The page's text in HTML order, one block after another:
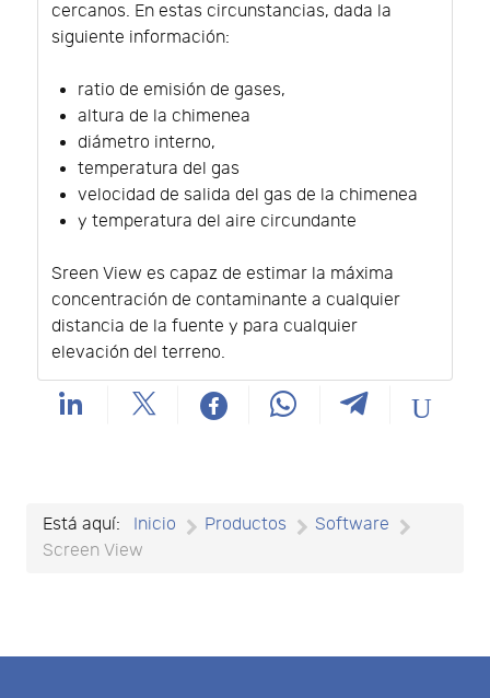
cercanos. En estas circunstancias, dada la
siguiente información:
ratio de emisión de gases,
altura de la chimenea
diámetro interno,
temperatura del gas
velocidad de salida del gas de la chimenea
y temperatura del aire circundante
Sreen View es capaz de estimar la máxima
concentración de contaminante a cualquier
distancia de la fuente y para cualquier
elevación del terreno.
Está aquí: Inicio Productos
Software
Screen View